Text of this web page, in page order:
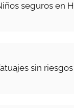
seguros en
sin